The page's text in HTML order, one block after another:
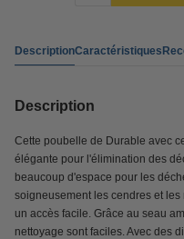
DescriptionCaractéristiques
Description
Cette poubelle de Durable avec
élégante pour l'élimination des
beaucoup d'espace pour les
soigneusement les cendres et
un accès facile. Grâce au seau
nettoyage sont faciles. Avec des